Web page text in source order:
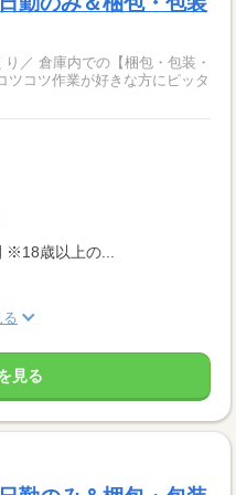
／ 倉庫内での【梱包・包装・
ツコツ作業が好きな方にピッタ
歳以上の...
る
見る